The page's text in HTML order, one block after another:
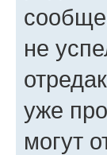
не
уже
могут